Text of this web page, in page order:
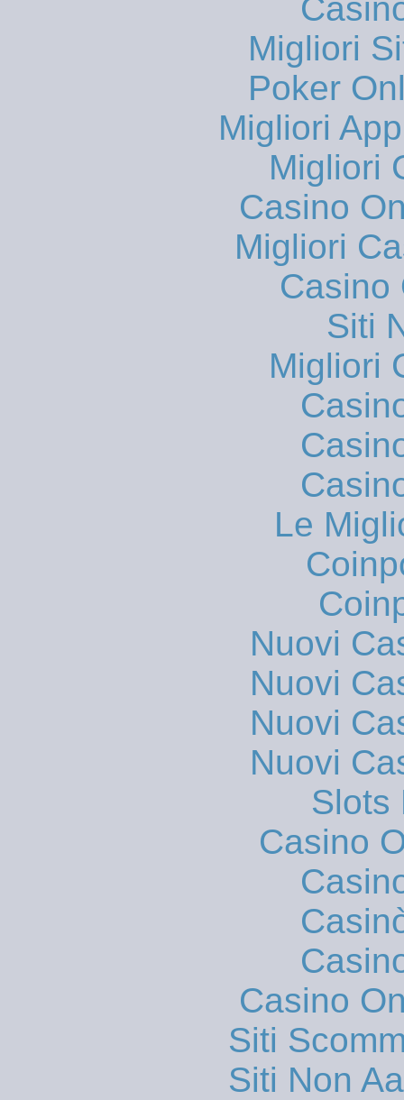
Migliori
Poker
Migliori
Migliori
Casino
Migliori
Casino
Siti
Migliori
Le
Nuovi
Nuovi
Nuovi
Nuovi
Slots
Casino
Casino
Siti
Siti Non